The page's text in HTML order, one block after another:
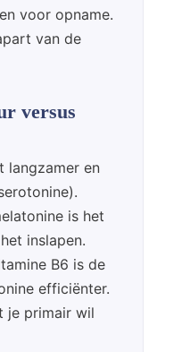
voor opname.
van de
versus
langzamer en
is het
inslapen.
B6 is de
efficiënter.
je primair wil